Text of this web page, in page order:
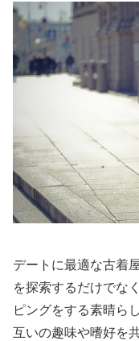
デートに最適な古着
を探索するだけでな
ピングをする素晴ら
互いの趣味や嗜好を